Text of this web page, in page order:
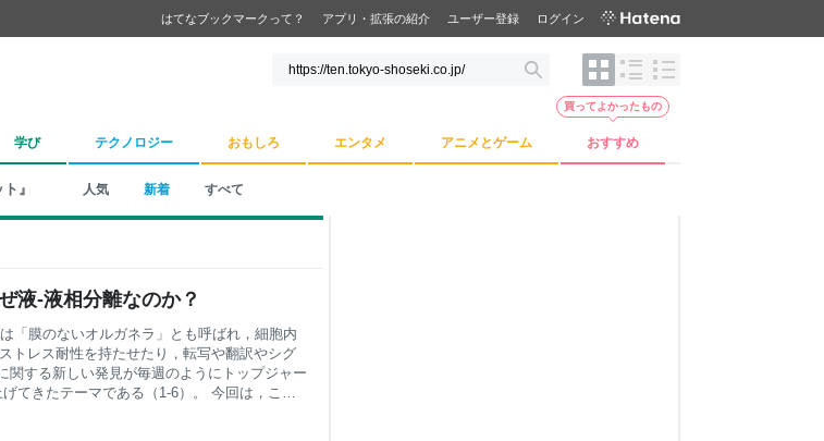
はてなブックマークって？ アプリ・拡張の紹介 ユーザー登録 ログイン
学び テクノロジー おもしろ エンタメ アニメとゲーム おすすめ
買ってよかったもの
』 人気 新着 すべて
-液相分離なのか？
「膜のないオルガネラ」とも呼ばれ，細胞内
トレス耐性を持たせたり，転写や翻訳やシグ
する新しい発見が毎週のようにトップジャー
てきたテーマである（1-6）。 今回は，これ
見過ごされてきたのか，また，今後に期待
月の間にも重要な発見があったので，最新情